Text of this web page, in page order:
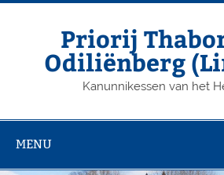
Priorij
Odiliënberg
Kanunnikessen van het
MENU